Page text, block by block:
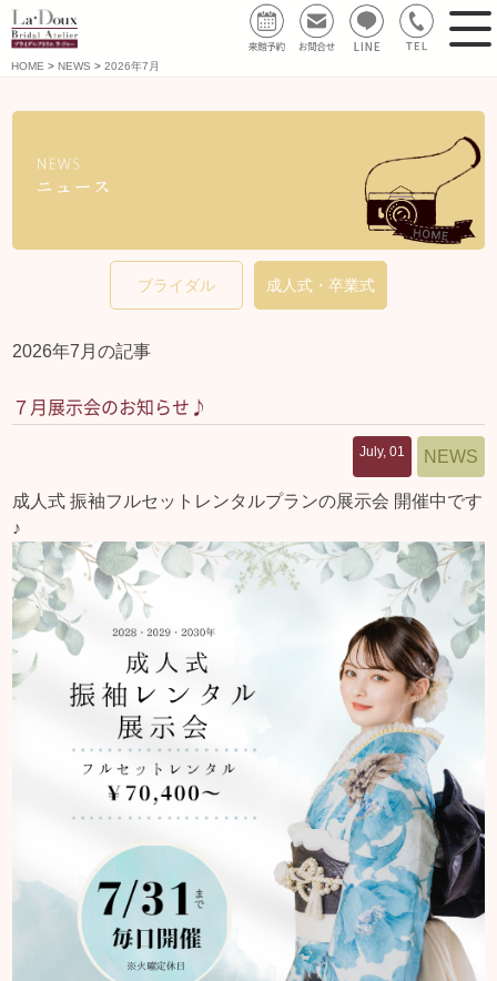
HOME NEWS 2026年7月
ブライダル 成人式・卒業式
2026年7月の記事
７月展示会のお知らせ♪
July, 01 NEWS
成人式 振袖フルセットレンタルプランの展示会 開催中です
♪